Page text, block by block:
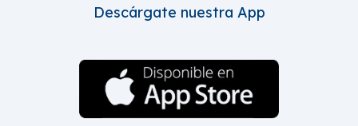
Descárgate nuestra App